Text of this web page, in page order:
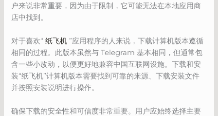
户来说非常重要，因为由于限制，它可能无法在本地应用商
店中找到。
对于喜欢“纸飞机 ”应用程序的人来说，下载计算机版本遵循
相同的过程。此版本虽然与 Telegram 基本相同，但通常包
含一些小改动，以便更好地兼容中国互联网设施。下载和安
装“纸飞机”计算机版本需要找到可靠的来源、下载安装文件
并按照安装说明进行操作。
确保下载的安全性和可信度非常重要。用户应始终选择主要